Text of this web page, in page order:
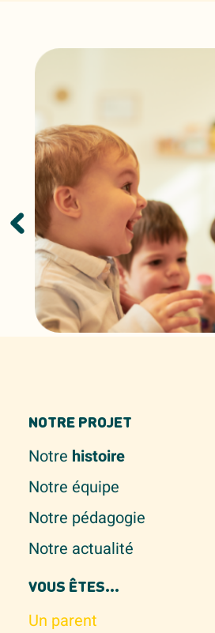
NOTRE PROJET
Notre histoire
Notre équipe
Notre pédagogie
Notre actualité
VOUS ÊTES...
Un parent